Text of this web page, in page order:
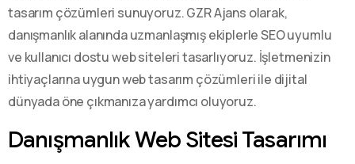
tasarım çözümleri sunuyoruz. GZR Ajans olarak,
danışmanlık alanında uzmanlaşmış ekiplerle SEO uyumlu
ve kullanıcı dostu web siteleri tasarlıyoruz. İşletmenizin
ihtiyaçlarına uygun web tasarım çözümleri ile dijital
dünyada öne çıkmanıza yardımcı oluyoruz.
Danışmanlık Web Sitesi Tasarımı